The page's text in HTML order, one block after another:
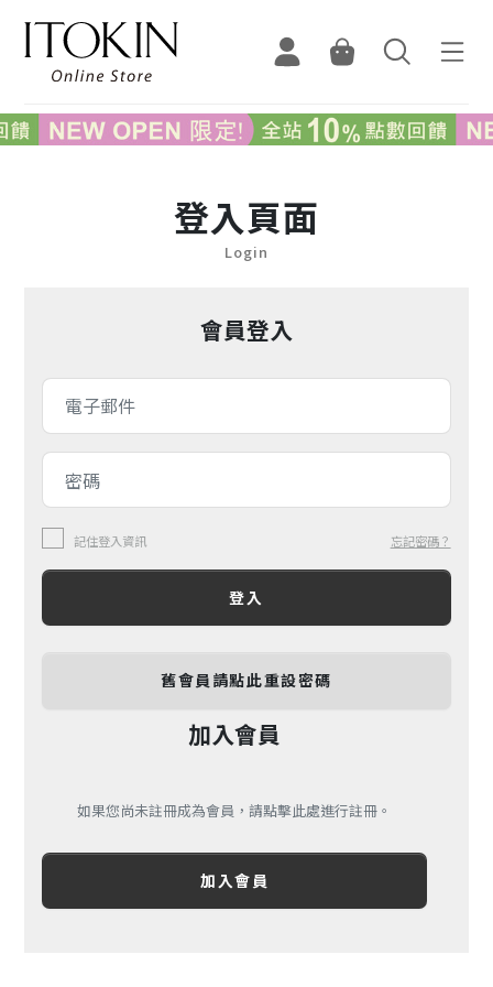
登入頁面
Login
會員登入
記住登入資訊 忘記密碼？
登入
舊會員請點此重設密碼
加入會員
如果您尚未註冊成為會員，請點擊此處進行註冊。
加入會員